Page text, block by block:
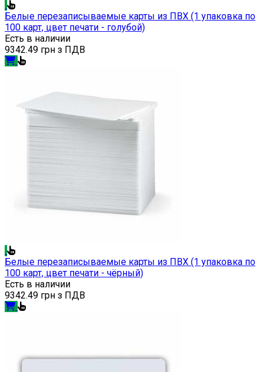
Белые перезаписываемые карты из ПВХ (1 упаковка по
100 карт, цвет печати - голубой)
Есть в наличии
9342.49 грн з ПДВ
Белые перезаписываемые карты из ПВХ (1 упаковка по
100 карт, цвет печати - чёрный)
Есть в наличии
9342.49 грн з ПДВ